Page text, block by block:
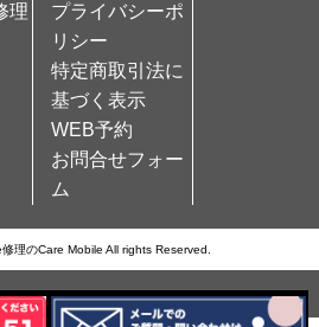
理
プライバシーポ
リシー
特定商取引法に
基づく表示
WEB予約
お問合せフォー
ム
理のCare Mobile All rights Reserved.